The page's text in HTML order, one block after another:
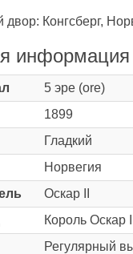
двор: Конгсберг,
информация
5 эре (ore)
1899
Гладкий
Норвегия
Оскар II
Король Оскар
Регулярный